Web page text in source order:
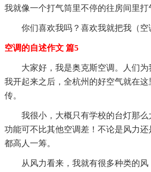
我就像一个打气筒里不停的往房间里打
你们喜欢我吗？喜欢我就把我（空
空调的自述作文 篇5
大家好，我是奥克斯空调。人们为
我开起来之后，全杭州的好空气就在
传。
我很小，大概只有学校的台灯那么
功能可不比其他空调差！不论是风力
都高人一筹。
从风力看来，我就有很多种类的风